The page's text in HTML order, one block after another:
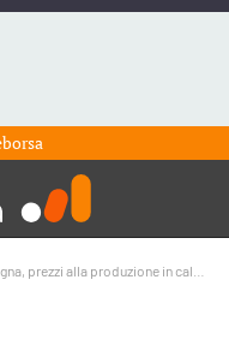
prezzi alla produzione in calo ad agosto